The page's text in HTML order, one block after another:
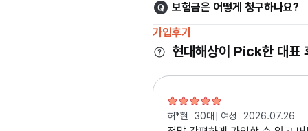
보험금은 어떻게 청구하나요?
가입후기
현대해상이 Pick한 대표
허*현 30대 여성 2026.07.26